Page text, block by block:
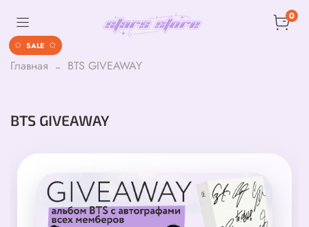
0
SALE
Главная BTS GIVEAWAY
BTS GIVEAWAY